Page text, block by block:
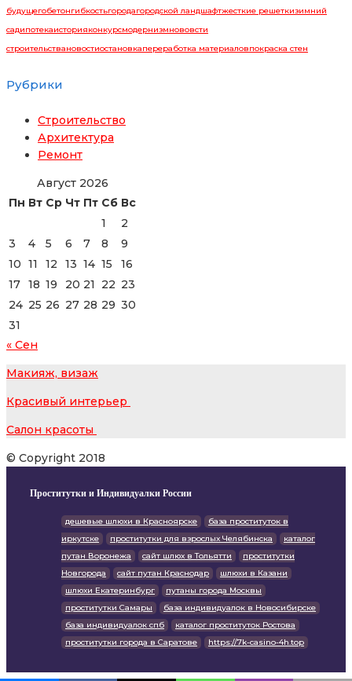
будущегобетонгибкостьгородагородской ландшафтжесткие решеткизимний
садипотекаисторияконкурсмодернизмнововсти
строительствановостиостановкапереработка материаловпокраска стен
Рубрики
Строительство
Архитектура
Ремонт
Август 2026
Пн Вт Ср Чт Пт Сб Вс
1
2
3
4 5 6 7 8
9
10 11 12 13 14 15
16
17 18 19 20 21 22 23
24 25 26 27 28 29 30
31
« Сен
Макияж, визаж
Красивый интерьер
Салон красоты
© Copyright 2018
Проститутки и Индивидуалки России
дешевые шлюхи в Красноярске
база проституток в
иркутске
проститутки для взрослых Челябинска
каталог
путан Воронежа
сайт шлюх в Тольятти
проститутки
Новгорода
сайт путан Краснодар
шлюхи в Казани
шлюхи Екатеринбург
путаны города Москвы
проститутки Самары
база индивидуалок в Новосибирске
база индивидуалок спб
каталог проституток Ростова
проститутки города в Саратове
https://7k-casino-4h.top